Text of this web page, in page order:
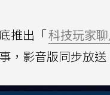
推出「科技玩家
，影音版同步放